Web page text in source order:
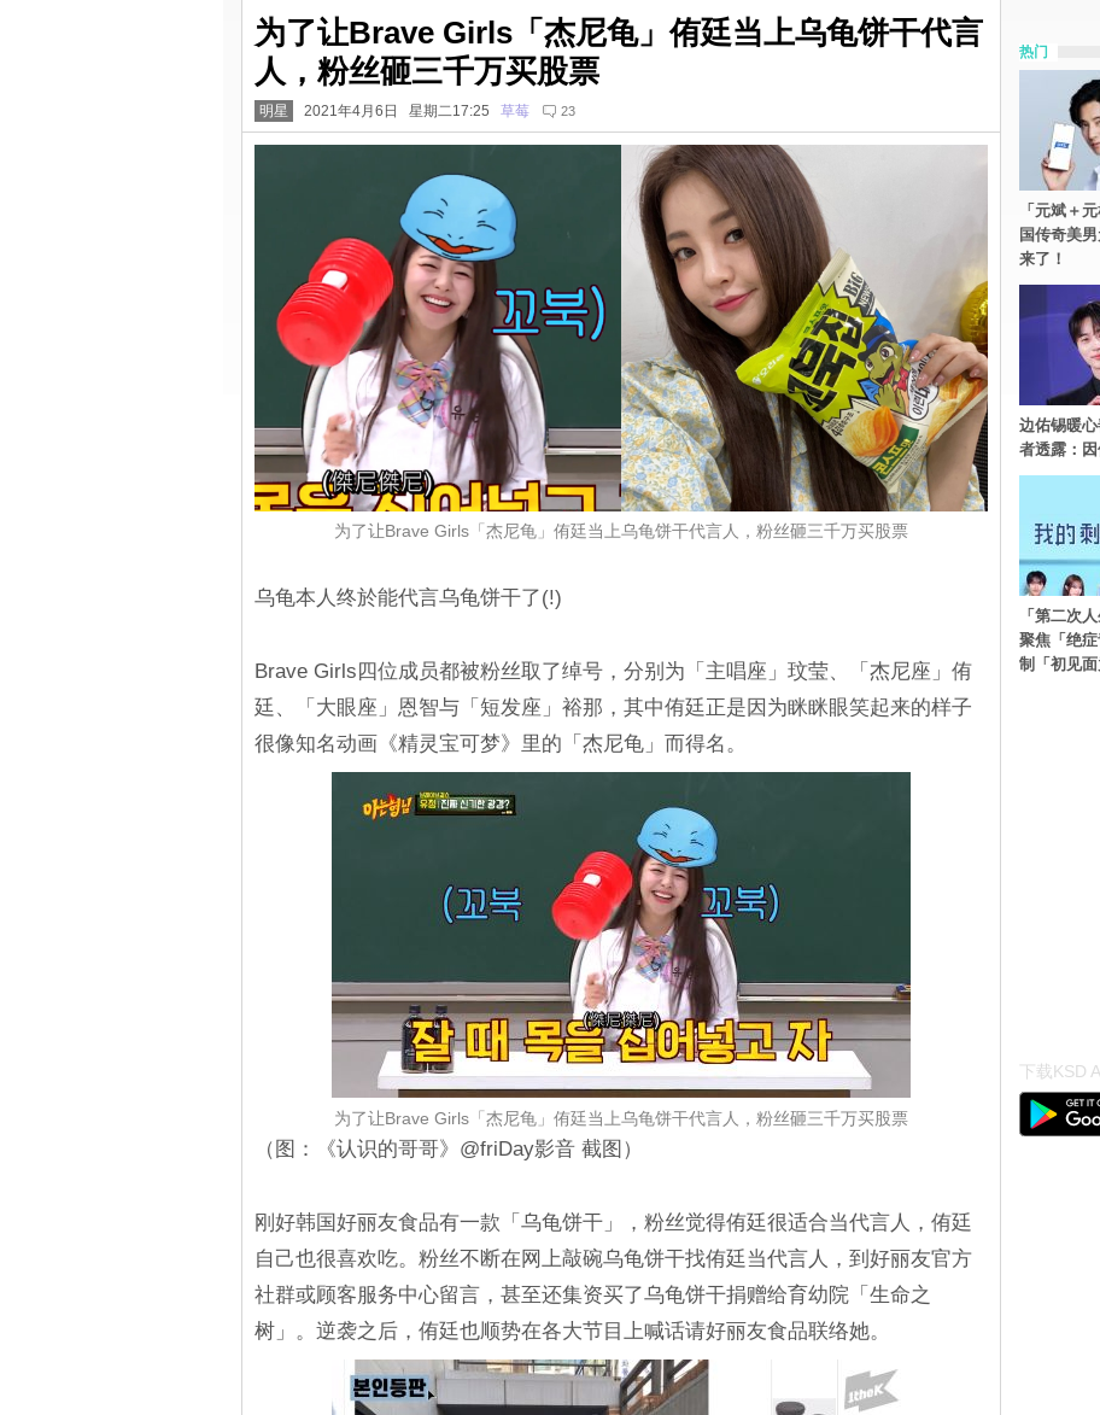
为了让Brave Girls「杰尼龟」侑廷当上乌龟饼干代言
人，粉丝砸三千万买股票
明星 2021年4月6日 星期二17:25 草莓 23
为了让Brave Girls「杰尼龟」侑廷当上乌龟饼干代言人，粉丝砸三千万买股票
乌龟本人终於能代言乌龟饼干了(!)
Brave Girls四位成员都被粉丝取了绰号，分别为「主唱座」玟莹、「杰尼座」侑
廷、「大眼座」恩智与「短发座」裕那，其中侑廷正是因为眯眯眼笑起来的样子
很像知名动画《精灵宝可梦》里的「杰尼龟」而得名。
为了让Brave Girls「杰尼龟」侑廷当上乌龟饼干代言人，粉丝砸三千万买股票
（图：《认识的哥哥》@friDay影音 截图）
刚好韩国好丽友食品有一款「乌龟饼干」，粉丝觉得侑廷很适合当代言人，侑廷
自己也很喜欢吃。粉丝不断在网上敲碗乌龟饼干找侑廷当代言人，到好丽友官方
社群或顾客服务中心留言，甚至还集资买了乌龟饼干捐赠给育幼院「生命之
树」。逆袭之后，侑廷也顺势在各大节目上喊话请好丽友食品联络她。
热门
「元斌＋
国传奇美
来了！
边佑锡暖
者透露：
「第二次
聚焦「绝
制「初见面
下载KSD